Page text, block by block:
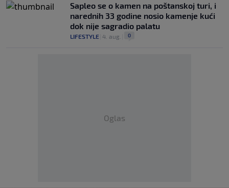
Saplео se o kamen na poštanskoj turi, i
narednih 33 godine nosio kamenje kući
dok nije sagradio palatu
LIFESTYLE 4. aug. 0
Oglas